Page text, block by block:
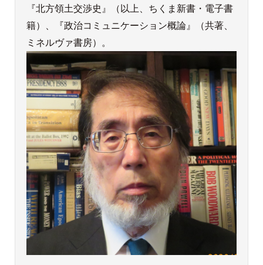
『北方領土交渉史』（以上、ちくま新書・電子書
籍）、『政治コミュニケーション概論』（共著、
ミネルヴァ書房）。